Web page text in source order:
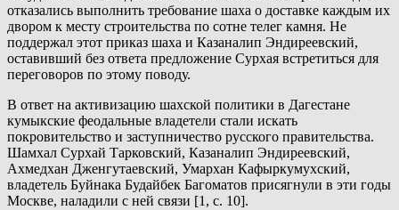
отказались выполнить требование шаха о доставке каждым их
двором к месту строительства по сотне телег камня. Не
поддержал этот приказ шаха и Казаналип Эндиреевский,
оставивший без ответа предложение Сурхая встретиться для
переговоров по этому поводу.
В ответ на активизацию шахской политики в Дагестане
кумыкские феодальные владетели стали искать
покровительство и заступничество русского правительства.
Шамхал Сурхай Тарковский, Казаналип Эндиреевский,
Ахмедхан Дженгутаевский, Умархан Кафыркумухский,
владетель Буйнака Будайбек Багоматов присягнули в эти годы
Москве, наладили с ней связи [1, с. 10].